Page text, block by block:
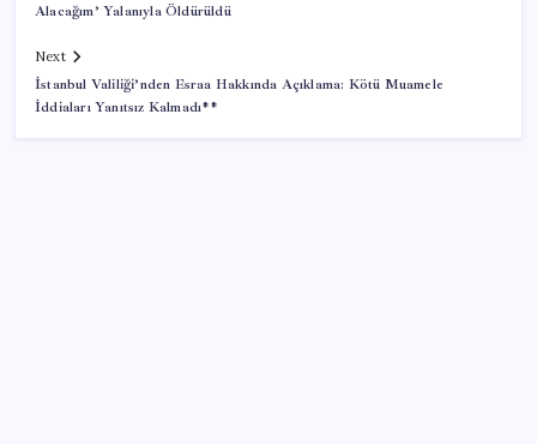
Alacağım’ Yalanıyla Öldürüldü
Next
İstanbul Valiliği’nden Esraa Hakkında Açıklama: Kötü Muamele
İddiaları Yanıtsız Kalmadı**